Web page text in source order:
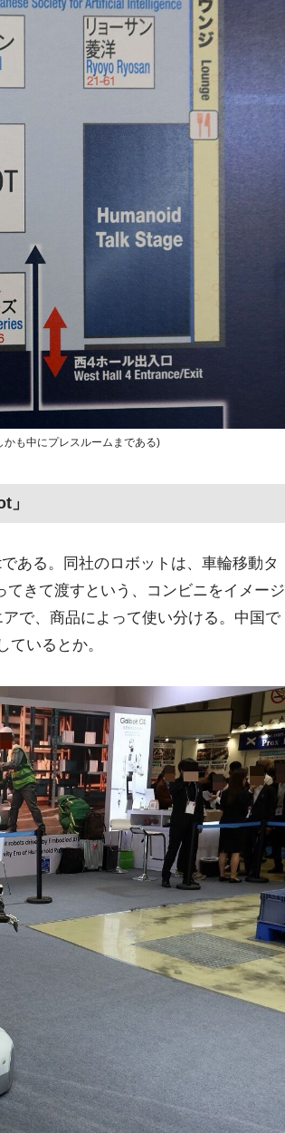
も中にプレスルームまである)
ある。同社のロボットは、車輪移動タ
きて渡すという、コンビニをイメージ
で、商品によって使い分ける。中国で
いるとか。